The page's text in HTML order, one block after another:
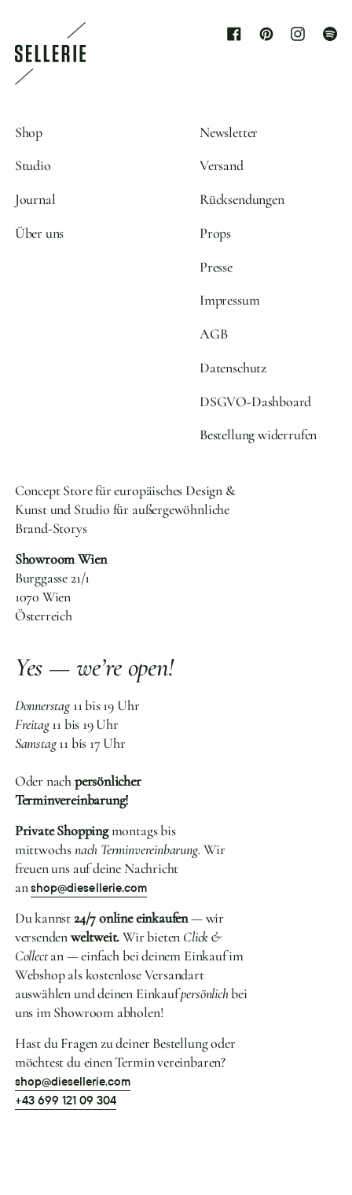
Facebook Pinterest Instagram
Shop
Studio
Journal
Über uns
Newsletter
Versand
Rücksendungen
Props
Presse
Impressum
AGB
Datenschutz
DSGVO-Dashboard
Bestellung widerrufen
Concept Store für europäisches Design &
Kunst und Studio für außergewöhnliche
Brand-Storys
Showroom Wien
Burggasse 21/1
1070 Wien
Österreich
Yes — we’re open!
Donnerstag11 bis 19 Uhr
Freitag11 bis 19 Uhr
Samstag11 bis 17 Uhr
Oder nachpersönlicher
Terminvereinbarung!
Private Shoppingmontags bis
mittwochsnach Terminvereinbarung. Wir
freuen uns auf deine Nachricht
anshop@diesellerie.com
Du kannst24/7 online einkaufen— wir
versendenweltweit.Wir bieten Click &
Collectan — einfach bei deinem Einkauf im
Webshop als kostenlose Versandart
auswählen und deinen Einkaufpersönlichbei
uns im Showroom abholen!
Hast du Fragen zu deiner Bestellung oder
möchtest du einen Termin vereinbaren?
shop@diesellerie.com
+43 699 121 09 304